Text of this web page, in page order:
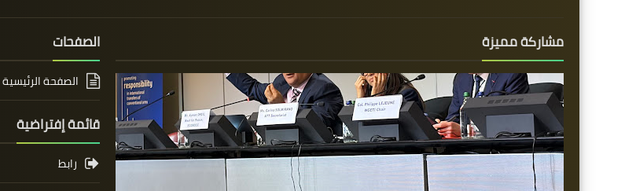
مشاركة مميزة الصفحات
الصفحة الرئيسية
قائمة إفتراضية
رابط